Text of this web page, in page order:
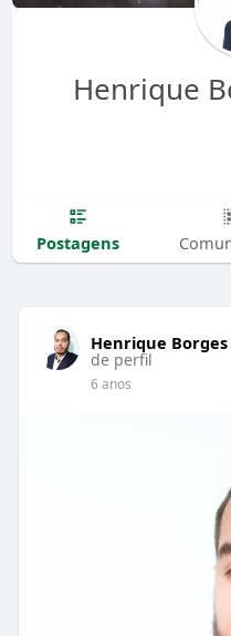
Henrique
Postagens
Henrique Borges
de perfil
6 anos